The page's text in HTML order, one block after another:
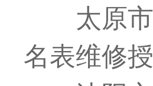
太原
名表维修